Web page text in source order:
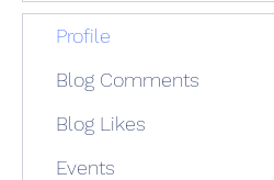
Profile
Blog Comments
Blog Likes
Events